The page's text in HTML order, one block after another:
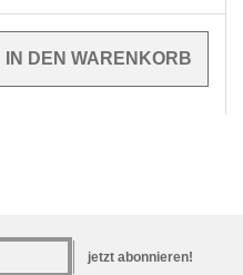
jetzt abonnieren!